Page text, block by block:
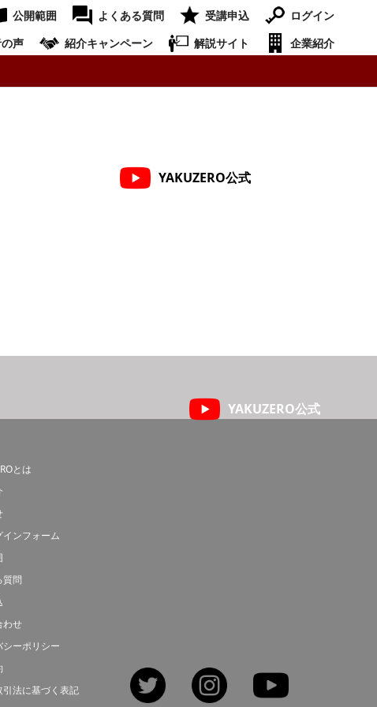
公開範囲 よくある質問 受講申込
ログイン
声
紹介キャンペーン 解説サイト
企業紹介
YAKUZERO公式
YAKUZERO公式
とは
インフォーム
質問
わせ
シーポリシー
引法に基づく表記
Twitter Instagram